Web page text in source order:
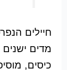
חיילים
מדים
כיסים,